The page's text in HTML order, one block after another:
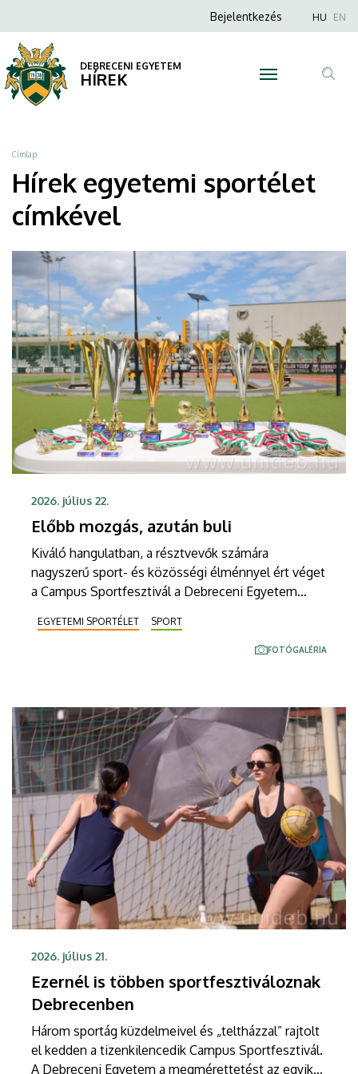
sportélet
|
DEBRECENI
EGYETEM
a
tartalomra
Anonim
menüje
Bejelentkezés HU EN
DEBRECENI EGYETEM
HÍREK
Morzsa
Címlap
Hírek egyetemi sportélet
címkével
2026. július 22.
Előbb mozgás, azután buli
Kiváló hangulatban, a résztvevők számára
nagyszerű sport- és közösségi élménnyel ért véget
a Campus Sportfesztivál a Debreceni Egyetem
három sportágban versengtek hazai és határon túli
felsőoktatási intézmények hallgatói. Férfi 3x3
EGYETEMI SPORTÉLET SPORT
FOTÓGALÉRIA
2026. július 21.
Ezernél is többen sportfesztiváloznak
Debrecenben
Három sportág küzdelmeivel és „teltházzal” rajtolt
el kedden a tizenkilencedik Campus Sportfesztivál.
A Debreceni Egyetem a megmérettetést az egyik